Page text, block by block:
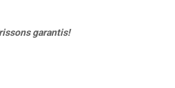
garantis!